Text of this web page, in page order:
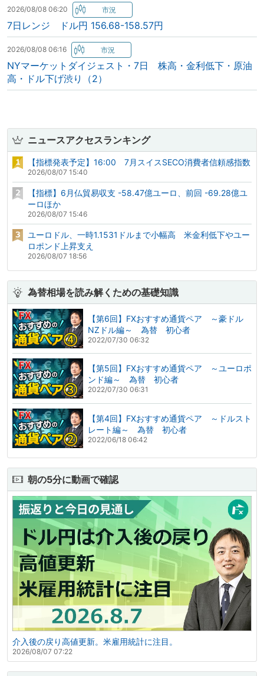
2026/08/08 06:20
7日レンジ ドル円 156.68-158.57円
2026/08/08 06:16
NYマーケットダイジェスト・7日 株高・金利低下・原油
高・ドル下げ渋り（2）
ニュースアクセスランキング
【指標発表予定】16:00 7月スイスSECO消費者信頼感指数
2026/08/07 15:40
【指標】6月仏貿易収支 -58.47億ユーロ、前回 -69.28億ユ
ーロほか
2026/08/07 15:46
ユーロドル、一時1.1531ドルまで小幅高 米金利低下やユー
ロポンド上昇支え
2026/08/07 18:56
為替相場を読み解くための基礎知識
【第6回】FXおすすめ通貨ペア ～豪ドル
NZドル編～ 為替 初心者
2022/07/30 06:32
【第5回】FXおすすめ通貨ペア ～ユーロポ
ンド編～ 為替 初心者
2022/07/30 06:31
【第4回】FXおすすめ通貨ペア ～ドルスト
レート編～ 為替 初心者
2022/06/18 06:42
朝の5分に動画で確認
介入後の戻り高値更新。米雇用統計に注目。
2026/08/07 07:22